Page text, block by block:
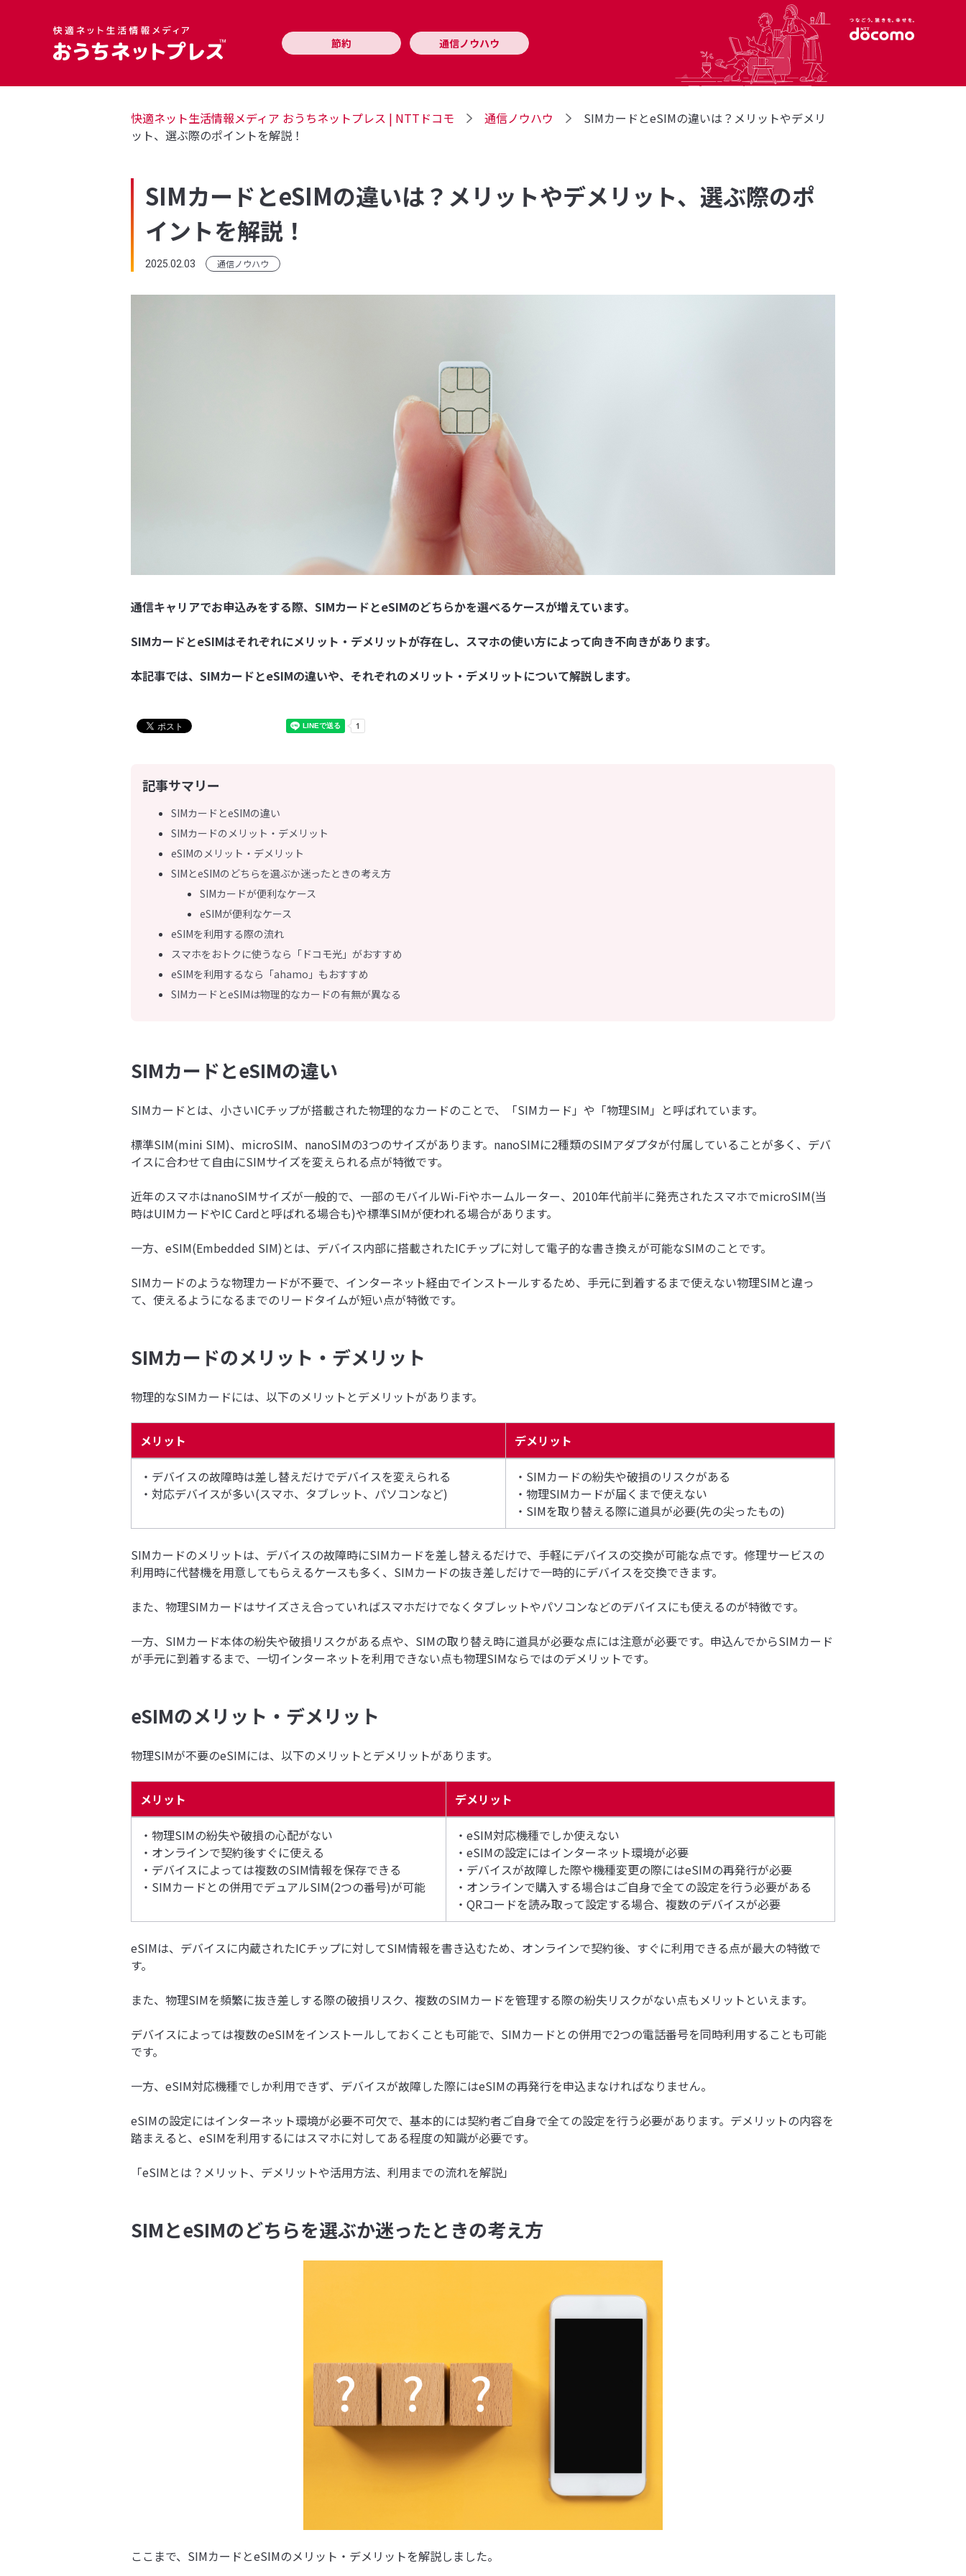
節約 通信ノウハウ
快適ネット生活情報メディア おうちネットプレス | NTTドコモ 通信ノウハウ
SIMカードとeSIMの違いは？メリットやデメリ
ット、選ぶ際のポイントを解説！
SIMカードとeSIMの違いは？メリットやデメリット、選ぶ際のポ
イントを解説！
2025.02.03 通信ノウハウ
通信キャリアでお申込みをする際、SIMカードとeSIMのどちらかを選べるケースが増えています。
SIMカードとeSIMはそれぞれにメリット・デメリットが存在し、スマホの使い方によって向き不向きがあります。
本記事では、SIMカードとeSIMの違いや、それぞれのメリット・デメリットについて解説します。
記事サマリー
SIMカードとeSIMの違い
SIMカードのメリット・デメリット
eSIMのメリット・デメリット
SIMとeSIMのどちらを選ぶか迷ったときの考え方
SIMカードが便利なケース
eSIMが便利なケース
eSIMを利用する際の流れ
スマホをおトクに使うなら「ドコモ光」がおすすめ
eSIMを利用するなら「ahamo」もおすすめ
SIMカードとeSIMは物理的なカードの有無が異なる
SIMカードとeSIMの違い
SIMカードとは、小さいICチップが搭載された物理的なカードのことで、「SIMカード」や「物理SIM」と呼ばれています。
標準SIM(mini SIM)、microSIM、nanoSIMの3つのサイズがあります。nanoSIMに2種類のSIMアダプタが付属していることが多く、デバ
イスに合わせて自由にSIMサイズを変えられる点が特徴です。
近年のスマホはnanoSIMサイズが一般的で、一部のモバイルWi-Fiやホームルーター、2010年代前半に発売されたスマホでmicroSIM(当
時はUIMカードやIC Cardと呼ばれる場合も)や標準SIMが使われる場合があります。
一方、eSIM(Embedded SIM)とは、デバイス内部に搭載されたICチップに対して電子的な書き換えが可能なSIMのことです。
SIMカードのような物理カードが不要で、インターネット経由でインストールするため、手元に到着するまで使えない物理SIMと違っ
て、使えるようになるまでのリードタイムが短い点が特徴です。
SIMカードのメリット・デメリット
物理的なSIMカードには、以下のメリットとデメリットがあります。
メリット デメリット
・デバイスの故障時は差し替えだけでデバイスを変えられる
・対応デバイスが多い(スマホ、タブレット、パソコンなど)
・SIMカードの紛失や破損のリスクがある
・物理SIMカードが届くまで使えない
・SIMを取り替える際に道具が必要(先の尖ったもの)
SIMカードのメリットは、デバイスの故障時にSIMカードを差し替えるだけで、手軽にデバイスの交換が可能な点です。修理サービスの
利用時に代替機を用意してもらえるケースも多く、SIMカードの抜き差しだけで一時的にデバイスを交換できます。
また、物理SIMカードはサイズさえ合っていればスマホだけでなくタブレットやパソコンなどのデバイスにも使えるのが特徴です。
一方、SIMカード本体の紛失や破損リスクがある点や、SIMの取り替え時に道具が必要な点には注意が必要です。申込んでからSIMカード
が手元に到着するまで、一切インターネットを利用できない点も物理SIMならではのデメリットです。
eSIMのメリット・デメリット
物理SIMが不要のeSIMには、以下のメリットとデメリットがあります。
メリット デメリット
・物理SIMの紛失や破損の心配がない
・オンラインで契約後すぐに使える
・デバイスによっては複数のSIM情報を保存できる
・SIMカードとの併用でデュアルSIM(2つの番号)が可能
・eSIM対応機種でしか使えない
・eSIMの設定にはインターネット環境が必要
・デバイスが故障した際や機種変更の際にはeSIMの再発行が必要
・オンラインで購入する場合はご自身で全ての設定を行う必要がある
・QRコードを読み取って設定する場合、複数のデバイスが必要
eSIMは、デバイスに内蔵されたICチップに対してSIM情報を書き込むため、オンラインで契約後、すぐに利用できる点が最大の特徴で
す。
また、物理SIMを頻繁に抜き差しする際の破損リスク、複数のSIMカードを管理する際の紛失リスクがない点もメリットといえます。
デバイスによっては複数のeSIMをインストールしておくことも可能で、SIMカードとの併用で2つの電話番号を同時利用することも可能
です。
一方、eSIM対応機種でしか利用できず、デバイスが故障した際にはeSIMの再発行を申込まなければなりません。
eSIMの設定にはインターネット環境が必要不可欠で、基本的には契約者ご自身で全ての設定を行う必要があります。デメリットの内容を
踏まえると、eSIMを利用するにはスマホに対してある程度の知識が必要です。
「eSIMとは？メリット、デメリットや活用方法、利用までの流れを解説」
SIMとeSIMのどちらを選ぶか迷ったときの考え方
ここまで、SIMカードとeSIMのメリット・デメリットを解説しました。